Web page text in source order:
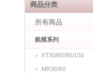
商品分类
所有商品
航模系列
XT30/60/90/150
MR30/60